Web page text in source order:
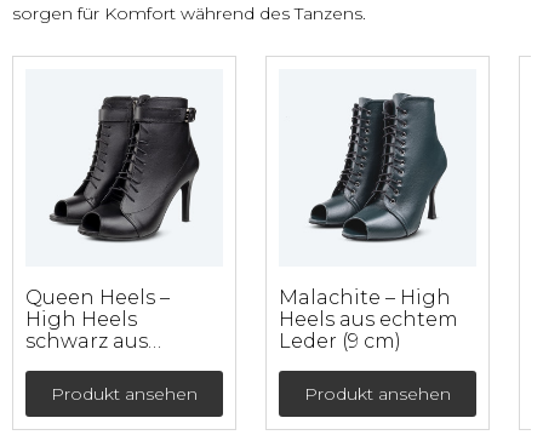
sorgen für Komfort während des Tanzens.
Queen Heels –
High Heels
schwarz aus
doppelter
Fixierung (9 cm)
Produkt ansehen
Malachite – High
Heels aus echtem
Leder (9 cm)
Produkt ansehen